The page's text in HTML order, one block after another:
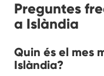
Preguntes
a Islàndia
Quin és el mes
Islàndia?